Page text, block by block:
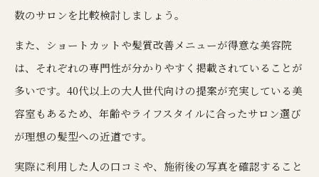
仕事や育児に合わせた美容院予約のコツ
つくば美容院で時短を叶える施術メニュー
ホットペッパービューティーの予約活用ポイン
ト
納得のいく美容室探しを成功させるポイント
美容院選びで失敗しないための比較ポイント
40代向け美容室に強いサロンの特徴とは
数のサロンを比較検討しましょう。
また、ショートカットや髪質改善メニューが得意な美容院
は、それぞれの専門性が分かりやすく掲載されていることが
多いです。40代以上の大人世代向けの提案が充実している美
容室もあるため、年齢やライフスタイルに合ったサロン選び
が理想の髪型への近道です。
実際に利用した人の口コミや、施術後の写真を確認すること